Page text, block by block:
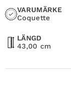
VARUMÄRKE
Coquette
LÄNGD
43,00 cm